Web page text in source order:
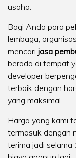
usaha.
Bagi Anda para
lembaga,
mencari jasa
berada di tempat
developer
terbaik dengan
yang maksimal.
Harga yang kami
termasuk dengan
terima jadi